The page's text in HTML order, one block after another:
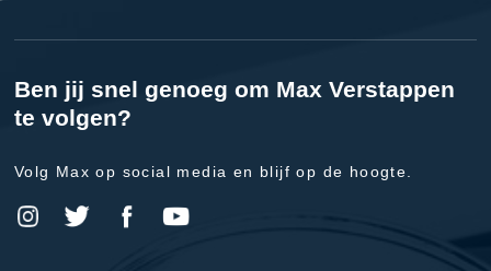
Ben jij snel genoeg om Max Verstappen
te volgen?
Volg Max op social media en blijf op de hoogte.